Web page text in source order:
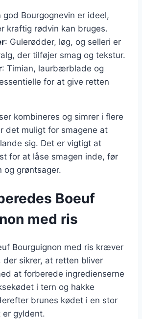
god Bourgognevin er ideel,
kraftig rødvin kan bruges.
: Gulerødder, løg, og selleri er
der tilføjer smag og tekstur.
: Timian, laurbærblade og
for at give retten
kombineres og simrer i flere
det muligt for smagene at
sig. Det er vigtigt at
for at låse smagen inde, før
grøntsager.
Boeuf
med ris
Bourguignon med ris kræver
der sikrer, at retten bliver
at forberede ingredienserne
i tern og hakke
brunes kødet i en stor
gyldent.